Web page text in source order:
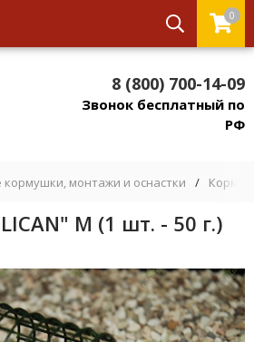
0
8 (800) 700-14-09
Звонок бесплатный по
РФ
монтажи и оснастки /
M (1 шт. - 50 г.)